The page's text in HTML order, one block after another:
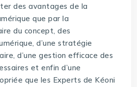
des avantages de la
que par la
du concept, des
d’une stratégie
d’une gestion efficace des
et enfin d’une
que les Experts de Kéoni